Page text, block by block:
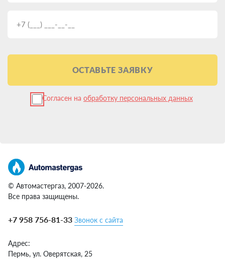
ОСТАВЬТЕ ЗАЯВКУ
Согласен на обработку персональных данных
© Автомастергаз, 2007-2026.
Все права защищены.
+7 958 756-81-33 Звонок с сайта
Адрес:
Пермь, ул. Оверятская, 25